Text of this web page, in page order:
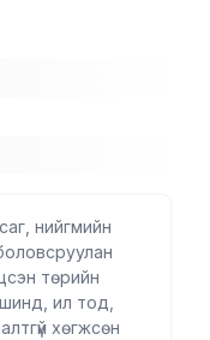
нийгмийн
төрийн
ил тод,
хөгжсөн